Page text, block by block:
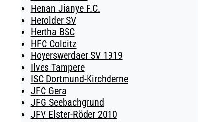
Henan Jianye F.C.
Herolder SV
Hertha BSC
HFC Colditz
Hoyerswerdaer SV 1919
Ilves Tampere
ISC Dortmund-Kirchderne
JFC Gera
JFG Seebachgrund
JFV Elster-Röder 2010